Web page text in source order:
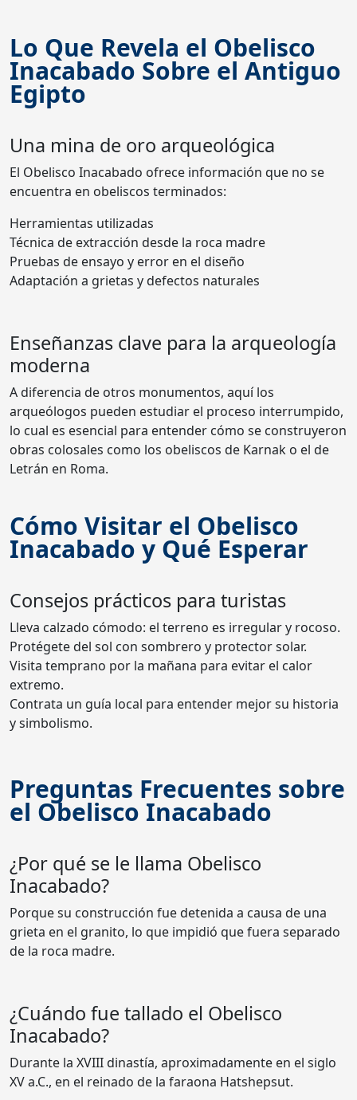
Lo Que Revela el Obelisco
Inacabado Sobre el Antiguo
Egipto
Una mina de oro arqueológica
El Obelisco Inacabado ofrece información que no se
encuentra en obeliscos terminados:
Herramientas utilizadas
Técnica de extracción desde la roca madre
Pruebas de ensayo y error en el diseño
Adaptación a grietas y defectos naturales
Enseñanzas clave para la arqueología
moderna
A diferencia de otros monumentos, aquí los
arqueólogos pueden estudiar el proceso interrumpido,
lo cual es esencial para entender cómo se construyeron
obras colosales como los obeliscos de Karnak o el de
Letrán en Roma.
Cómo Visitar el Obelisco
Inacabado y Qué Esperar
Consejos prácticos para turistas
Lleva calzado cómodo: el terreno es irregular y rocoso.
Protégete del sol con sombrero y protector solar.
Visita temprano por la mañana para evitar el calor
extremo.
Contrata un guía local para entender mejor su historia
y simbolismo.
Preguntas Frecuentes sobre
el Obelisco Inacabado
¿Por qué se le llama Obelisco
Inacabado?
Porque su construcción fue detenida a causa de una
grieta en el granito, lo que impidió que fuera separado
de la roca madre.
¿Cuándo fue tallado el Obelisco
Inacabado?
Durante la XVIII dinastía, aproximadamente en el siglo
XV a.C., en el reinado de la faraona Hatshepsut.